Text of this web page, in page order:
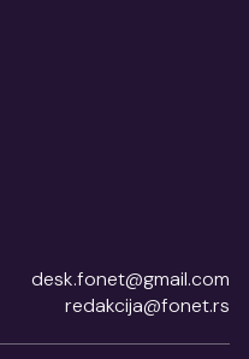
desk.fonet@gmail.com
redakcija@fonet.rs